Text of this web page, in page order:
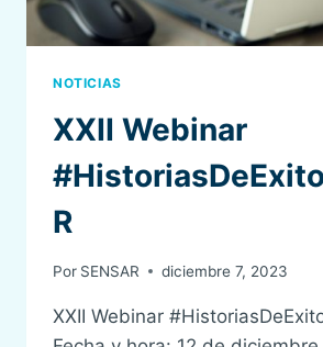
NOTICIAS
XXII Webinar
R
Por SENSAR diciembre 7, 2023
XXII Webinar